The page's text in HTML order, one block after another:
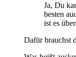
Ja, Du
besten
ist es
Dafür brauchst